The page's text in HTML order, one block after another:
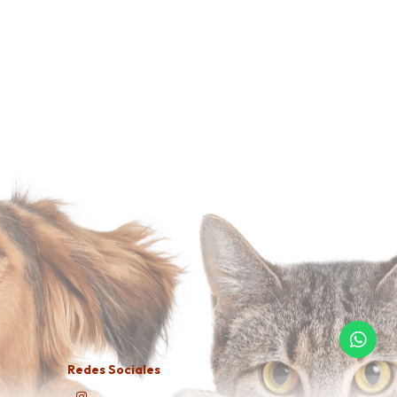
Redes Sociales